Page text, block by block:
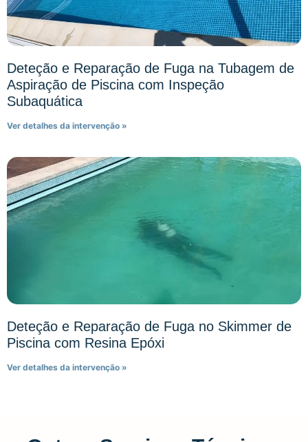
Deteção e Reparação de Fuga na Tubagem de
Aspiração de Piscina com Inspeção
Subaquática
Ver detalhes da intervenção »
Deteção e Reparação de Fuga no Skimmer de
Piscina com Resina Epóxi
Ver detalhes da intervenção »